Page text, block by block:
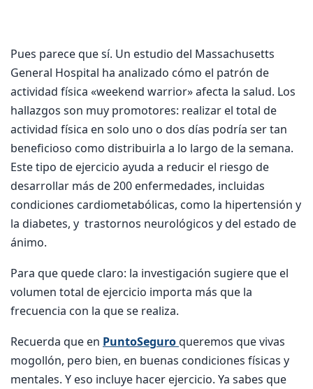
Pues parece que sí. Un estudio del Massachusetts
General Hospital ha analizado cómo el patrón de
actividad física «weekend warrior» afecta la salud. Los
hallazgos son muy promotores: realizar el total de
actividad física en solo uno o dos días podría ser tan
beneficioso como distribuirla a lo largo de la semana.
Este tipo de ejercicio ayuda a reducir el riesgo de
desarrollar más de 200 enfermedades, incluidas
condiciones cardiometabólicas, como la hipertensión y
la diabetes, y trastornos neurológicos y del estado de
ánimo.
Para que quede claro: la investigación sugiere que el
volumen total de ejercicio importa más que la
frecuencia con la que se realiza.
Recuerda que en PuntoSeguroqueremos que vivas
mogollón, pero bien, en buenas condiciones físicas y
mentales. Y eso incluye hacer ejercicio. Ya sabes que